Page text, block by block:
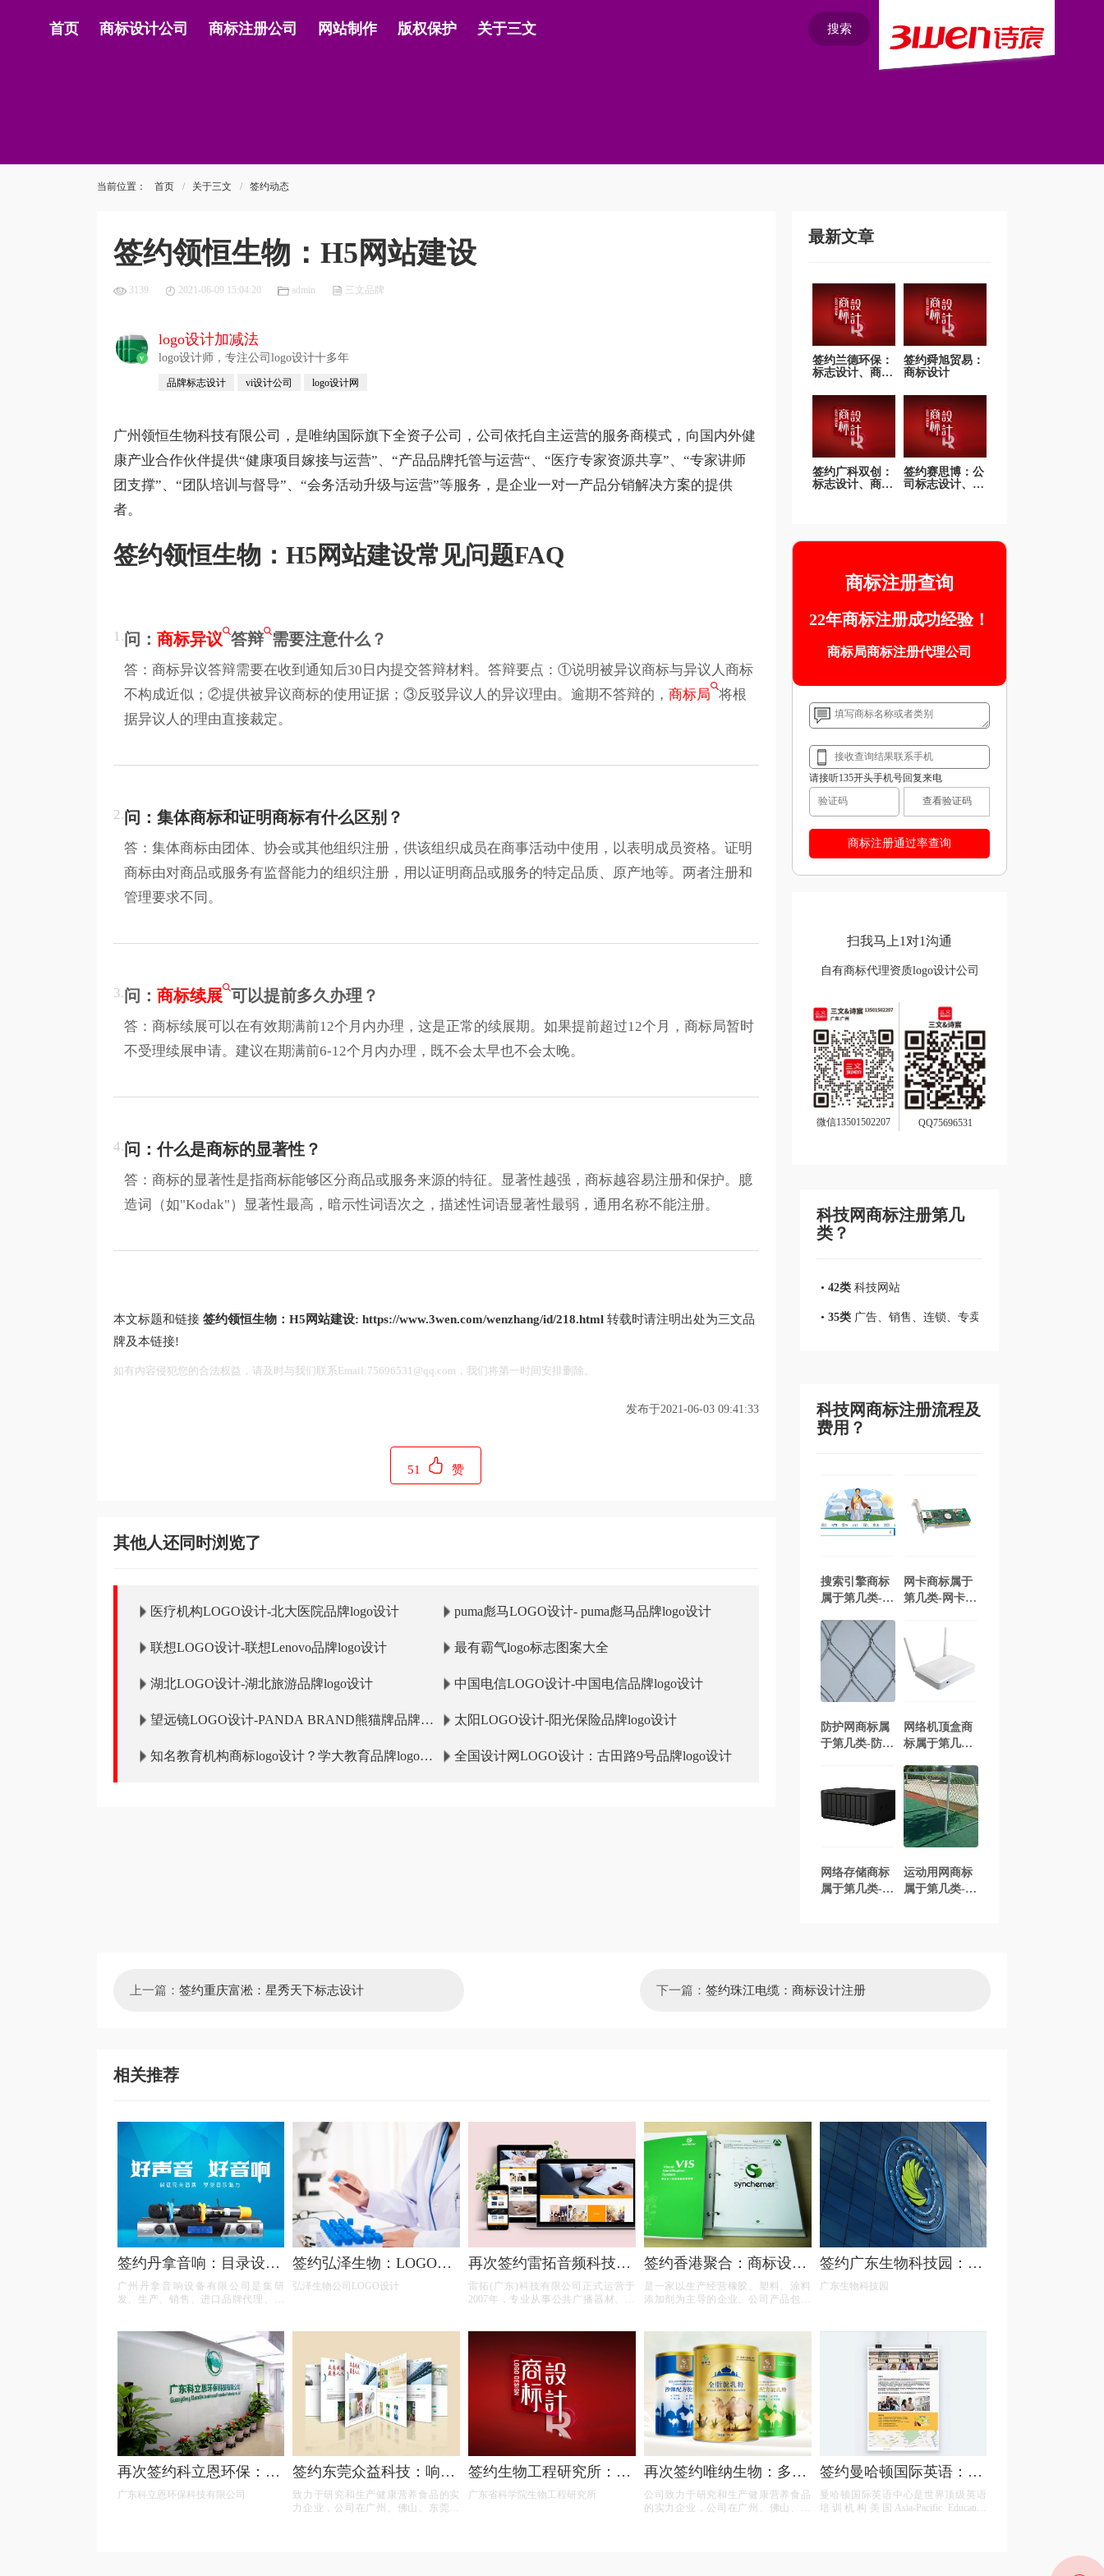
首页 商标设计公司 商标注册公司 网站制作 版权保护 关于三文 搜索
当前位置： 首页 关于三文 签约动态
签约领恒生物：H5网站建设
3139 2021-06-09 15:04:20 admin 三文品牌
v
logo设计加减法
logo设计师，专注公司logo设计十多年
品牌标志设计 vi设计公司 logo设计网
广州领恒生物科技有限公司，是唯纳国际旗下全资子公司，公司依托自主运营的服务商模式，向国内外健
康产业合作伙伴提供“健康项目嫁接与运营”、“产品品牌托管与运营“、“医疗专家资源共享”、“专家讲师
团支撑”、“团队培训与督导”、“会务活动升级与运营”等服务，是企业一对一产品分销解决方案的提供
者。
签约领恒生物：H5网站建设常见问题FAQ
1.问： 商标异议 答辩 需要注意什么？
答：商标异议答辩需要在收到通知后30日内提交答辩材料。答辩要点：①说明被异议商标与异议人商标
不构成近似；②提供被异议商标的使用证据；③反驳异议人的异议理由。逾期不答辩的， 商标局 将根
据异议人的理由直接裁定。
2.问：集体商标和证明商标有什么区别？
答：集体商标由团体、协会或其他组织注册，供该组织成员在商事活动中使用，以表明成员资格。证明
商标由对商品或服务有监督能力的组织注册，用以证明商品或服务的特定品质、原产地等。两者注册和
管理要求不同。
3.问： 商标续展 可以提前多久办理？
答：商标续展可以在有效期满前12个月内办理，这是正常的续展期。如果提前超过12个月，商标局暂时
不受理续展申请。建议在期满前6-12个月内办理，既不会太早也不会太晚。
4.问：什么是商标的显著性？
答：商标的显著性是指商标能够区分商品或服务来源的特征。显著性越强，商标越容易注册和保护。臆
造词（如"Kodak"）显著性最高，暗示性词语次之，描述性词语显著性最弱，通用名称不能注册。
本文标题和链接 签约领恒生物：H5网站建设: https://www.3wen.com/wenzhang/id/218.html转载时请注明出处为三文品
牌及本链接!
如有内容侵犯您的合法权益，请及时与我们联系Email:75696531@qq.com，我们将第一时间安排删除。
发布于2021-06-03 09:41:33
51 赞
其他人还同时浏览了
医疗机构LOGO设计-北大医院品牌logo设计 puma彪马LOGO设计- puma彪马品牌logo设计
联想LOGO设计-联想Lenovo品牌logo设计 最有霸气logo标志图案大全
湖北LOGO设计-湖北旅游品牌logo设计 中国电信LOGO设计-中国电信品牌logo设计
望远镜LOGO设计-PANDA BRAND熊猫牌品牌
太阳LOGO设计-阳光保险品牌logo设计
知名教育机构商标logo设计？学大教育品牌logo设
全国设计网LOGO设计：古田路9号品牌logo设计
最新文章
签约兰德环保：
标志设计、商标
签约舜旭贸易：
商标设计
签约广科双创：
标志设计、商标
签约赛思博：公
司标志设计、商
商标注册查询
22年商标注册成功经验！
商标局商标注册代理公司
请接听135开头手机号回复来电
查看验证码
扫我马上1对1沟通
自有商标代理资质logo设计公司
微信13501502207 QQ75696531
科技网商标注册第几
类？
•42类 科技网站
•35类 广告、销售、连锁、专卖店、商业管理
科技网商标注册流程及
费用？
搜索引擎商标
属于第几类-搜
册属于哪一
类？「商标分
类」
网卡商标属于
第几类-网卡商
一类？「商标
分类」
防护网商标属
于第几类-防护
「商标分类」
网络机顶盒商
标属于第几类-
标注册属于哪
一类？「商标
分类」
网络存储商标
属于第几类-网
运动用网商标
属于第几类-运
上一篇： 签约重庆富淞：星秀天下标志设计 下一篇： 签约珠江电缆：商标设计注册
相关推荐
签约丹拿音响：目录设
计、网站设计
广州丹拿音响设备有限公司是集研
发、生产、销售、进口品牌代理、服
签约弘泽生物：LOGO、
形象应用设计
弘泽生物公司LOGO设计
再次签约雷拓音频科技：
RATTOP商标再设计
雷拓(广东)科技有限公司正式运营于
2007年，专业从事公共广播器材、会
签约香港聚合：商标设计
注册、VI、网站
是一家以生产经营橡胶、塑料、涂料
添加剂为主导的企业。公司产品包括
队，配备先
签约广东生物科技园：商
标设计和注册
广东生物科技园
再次签约科立恩环保：画
册设计和网站修改
广东科立恩环保科技有限公司
签约东莞众益科技：响应
式网站建设
致力于研究和生产健康营养食品的实
力企业，公司在广州、佛山、东莞、
签约生物工程研究所：商
标设计和注册
广东省科学院生物工程研究所
再次签约唯纳生物：多个
品牌网站建设
公司致力于研究和生产健康营养食品
的实力企业，公司在广州、佛山、顺
签约曼哈顿国际英语：响
应式网站建设
曼哈顿国际英语中心是世界顶级英语
培训机构美国Asia-Pacific Education